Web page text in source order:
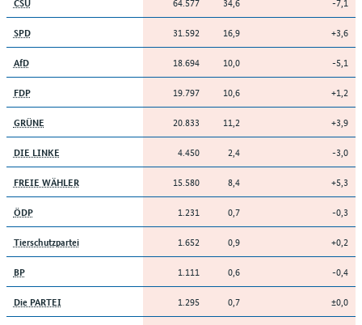
SPD 31.592 16,9 +3,6
AfD 18.694 10,0 -5,1
FDP 19.797 10,6 +1,2
GRÜNE 20.833 11,2 +3,9
DIE LINKE 4.450 2,4 -3,0
FREIE WÄHLER 15.580 8,4 +5,3
ÖDP 1.231 0,7 -0,3
Tierschutzpartei 1.652 0,9 +0,2
BP 1.111 0,6 -0,4
Die PARTEI 1.295 0,7 ±0,0